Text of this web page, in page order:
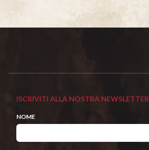
ISCRIVITI ALLA NOSTRA NEWSLETTER
NOME